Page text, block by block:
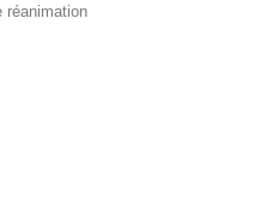
réanimation